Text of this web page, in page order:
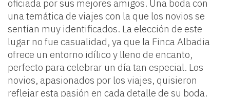
oficiada por sus mejores amigos. Una boda con
una temática de viajes con la que los novios se
sentían muy identificados. La elección de este
lugar no fue casualidad, ya que la Finca Albadia
ofrece un entorno idílico y lleno de encanto,
perfecto para celebrar un día tan especial. Los
novios, apasionados por los viajes, quisieron
reflejar esta pasión en cada detalle de su boda.